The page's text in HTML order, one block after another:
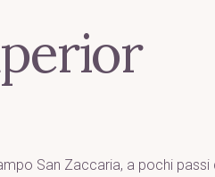
San Zaccaria, a pochi passi